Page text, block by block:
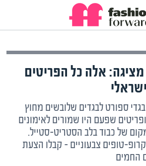
מציגה: אלה כל הפריטים
ספורט לבגדים שלובשים מחוץ
שפעם היו שמורים לאימונים
של כבוד בלב הסטריט-סטייל.
טופים צבעוניים – קבלו הצעת
החמים